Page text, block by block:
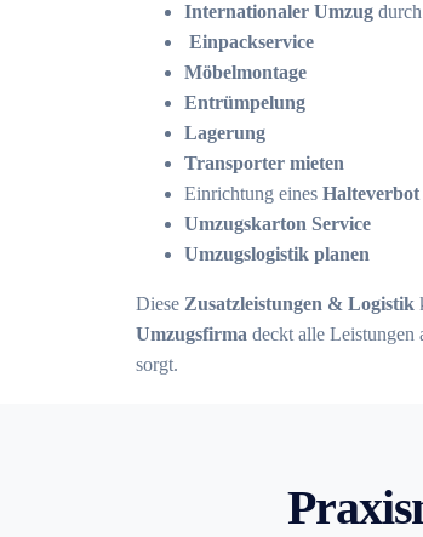
Internationaler Umzug durch
Einpackservice
Möbelmontage
Entrümpelung
Lagerung
Transporter mieten
Einrichtung eines Halteverbot
Umzugskarton Service
Umzugslogistik planen
Diese Zusatzleistungen & Logistik
Umzugsfirma deckt alle Leistungen
sorgt.